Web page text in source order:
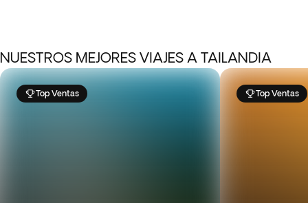
NUESTROS MEJORES VIAJES A TAILANDIA
Top Ventas Top Ventas